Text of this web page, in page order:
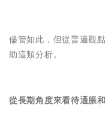
儘管如此，但從普遍觀
助這類分析。
從長期角度來看待通脹